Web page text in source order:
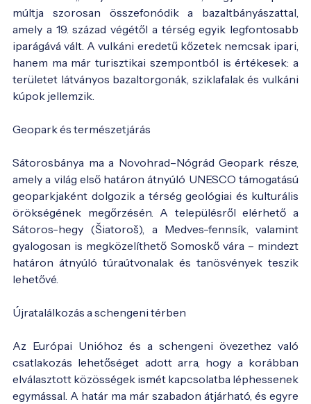
múltja szorosan összefonódik a bazaltbányászattal,
amely a 19. század végétől a térség egyik legfontosabb
iparágává vált. A vulkáni eredetű kőzetek nemcsak ipari,
hanem ma már turisztikai szempontból is értékesek: a
területet látványos bazaltorgonák, sziklafalak és vulkáni
kúpok jellemzik.
Geopark és természetjárás
Sátorosbánya ma a Novohrad–Nógrád Geopark része,
amely a világ első határon átnyúló UNESCO támogatású
geoparkjaként dolgozik a térség geológiai és kulturális
örökségének megőrzésén. A településről elérhető a
Sátoros-hegy (Šiatoroš), a Medves-fennsík, valamint
gyalogosan is megközelíthető Somoskő vára – mindezt
határon átnyúló túraútvonalak és tanösvények teszik
lehetővé.
Újratalálkozás a schengeni térben
Az Európai Unióhoz és a schengeni övezethez való
csatlakozás lehetőséget adott arra, hogy a korábban
elválasztott közösségek ismét kapcsolatba léphessenek
egymással. A határ ma már szabadon átjárható, és egyre